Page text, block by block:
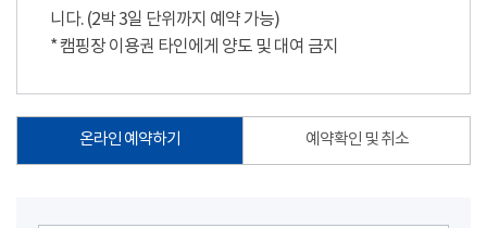
니다. (2박 3일 단위까지 예약 가능)
* 캠핑장 이용권 타인에게 양도 및 대여 금지
온라인 예약하기 예약확인 및 취소